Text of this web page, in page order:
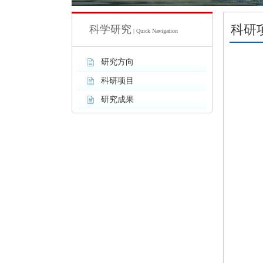
科学研究 | Quick Navigation
研究方向
科研项目
研究成果
科研